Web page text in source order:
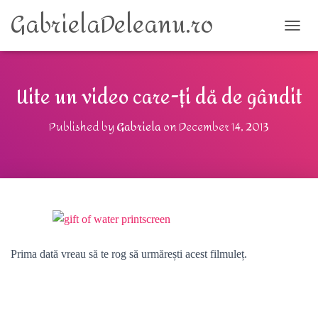
GabrielaDeleanu.ro
Uite un video care-ți dă de gândit
Published byGabrielaonDecember 14, 2013
Prima dată vreau să te rog să urmărești acest filmuleț.